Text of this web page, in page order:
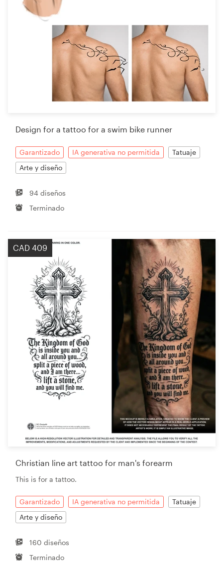
Design for a tattoo for a swim bike runner
Garantizado IA generativa no permitida
Tatuaje
Arte y diseño
94 diseños
Terminado
CAD 409
Christian line art tattoo for man's forearm
This is for a tattoo.
Garantizado IA generativa no permitida
Tatuaje
Arte y diseño
160 diseños
Terminado